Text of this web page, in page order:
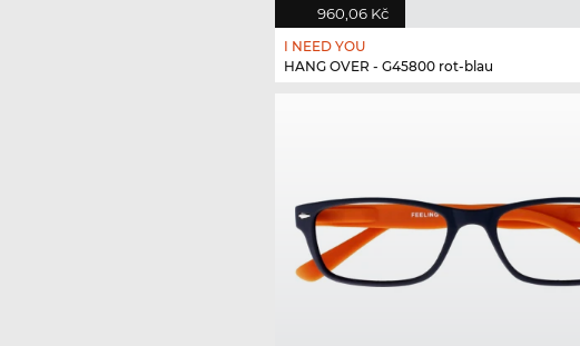
960,06 Kč
I NEED YOU
HANG OVER - G45800 rot-blau